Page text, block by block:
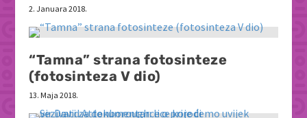
2. Januara 2018.
“Tamna” strana fotosinteze
(fotosinteza V dio)
13. Maja 2018.